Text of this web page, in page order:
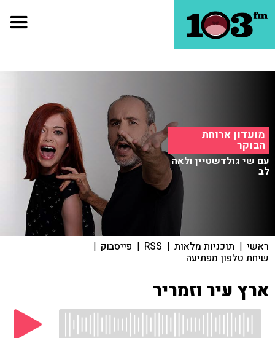
מועדון ארוחת
הבוקר
עם שי גולדשטיין ולאה
לב
ראשי | תוכניות מלאות |
RSS
| פייסבוק |
שיחת טלפון מפתיעה
ארץ עיר וזמריר